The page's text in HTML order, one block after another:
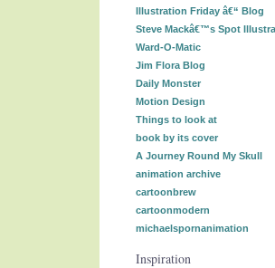
Illustration Friday â€“ Blog
Steve Mackâ€™s Spot
Ward-O-Matic
Jim Flora Blog
Daily Monster
Motion Design
Things to look at
book by its cover
A Journey Round My Skull
animation archive
cartoonbrew
cartoonmodern
michaelspornanimation
Inspiration